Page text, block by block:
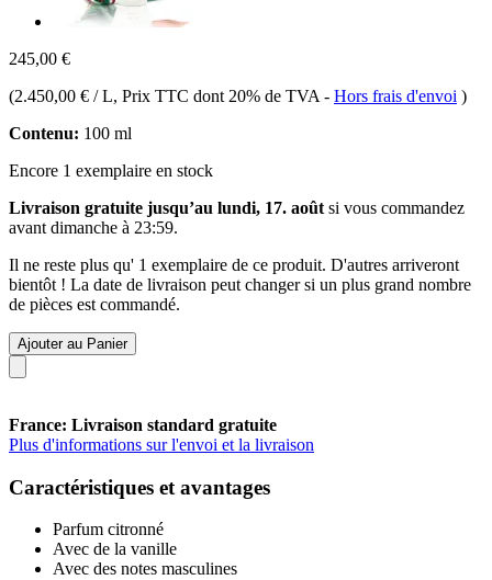
245,00 €
(2.450,00 € / L, Prix TTC dont 20% de TVA - Hors frais d'envoi )
Contenu: 100 ml
Encore 1 exemplaire en stock
Livraison gratuite jusqu’au lundi, 17. août si vous commandez
avant dimanche à 23:59.
Il ne reste plus qu' 1 exemplaire de ce produit. D'autres arriveront
bientôt ! La date de livraison peut changer si un plus grand nombre
de pièces est commandé.
Ajouter au Panier
France: Livraison standard gratuite
Plus d'informations sur l'envoi et la livraison
Caractéristiques et avantages
Parfum citronné
Avec de la vanille
Avec des notes masculines